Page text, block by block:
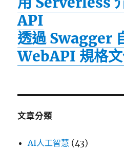
API
透過 Swagger
WebAPI 規格
文章分類
AI人工智慧 (43)